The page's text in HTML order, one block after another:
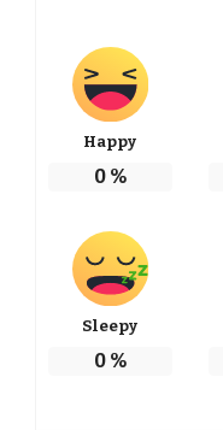
Happy
0%
Sleepy
0%